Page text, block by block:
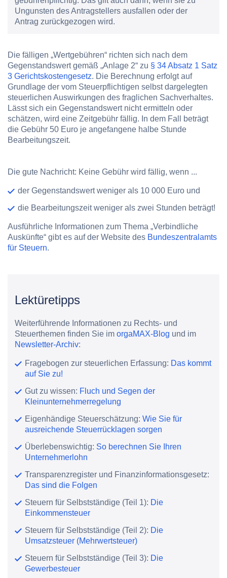
Ungunsten des Antragstellers ausfallen oder der
Antrag zurückgezogen wird.
Die fälligen „Wertgebühren“ richten sich nach dem
Gegenstandswert gemäß „Anlage 2“ zu § 34 Absatz 1 Satz
3 Gerichtskostengesetz. Die Berechnung erfolgt auf
Grundlage der vom Steuerpflichtigen selbst dargelegten
steuerlichen Auswirkungen des fraglichen Sachverhaltes.
Lässt sich ein Gegenstandswert nicht ermitteln oder
schätzen, wird eine Zeitgebühr fällig. In dem Fall beträgt
die Gebühr 50 Euro je angefangene halbe Stunde
Bearbeitungszeit.
Die gute Nachricht: Keine Gebühr wird fällig, wenn ...
der Gegenstandswert weniger als 10 000 Euro und
die Bearbeitungszeit weniger als zwei Stunden beträgt!
Ausführliche Informationen zum Thema „Verbindliche
Auskünfte“ gibt es auf der Website des Bundeszentralamts
für Steuern.
Lektüretipps
Weiterführende Informationen zu Rechts- und
Steuerthemen finden Sie im orgaMAX-Blog und im
Newsletter-Archiv:
Fragebogen zur steuerlichen Erfassung: Das kommt
auf Sie zu!
Gut zu wissen: Fluch und Segen der
Kleinunternehmerregelung
Eigenhändige Steuerschätzung: Wie Sie für
ausreichende Steuerrücklagen sorgen
Überlebenswichtig: So berechnen Sie Ihren
Unternehmerlohn
Transparenzregister und Finanzinformationsgesetz:
Das sind die Folgen
Steuern für Selbstständige (Teil 1): Die
Einkommensteuer
Steuern für Selbstständige (Teil 2): Die
Umsatzsteuer (Mehrwertsteuer)
Steuern für Selbstständige (Teil 3): Die
Gewerbesteuer